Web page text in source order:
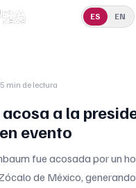
ES EN
5 min de lectura
acosa a la
evento
fue acosada por un
de México,